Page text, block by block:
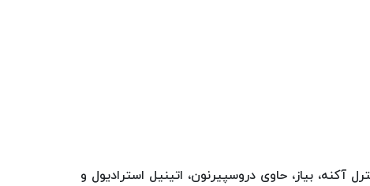
آکنه، بیاز، حاوی دروسپیرنون، اتینیل استرادیول و